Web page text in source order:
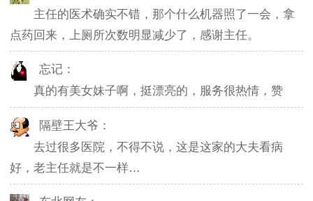
主任的医术确实不错，那个什么机器照了一会，拿
点药回来，上厕所次数明显减少了，感谢主任。
忘记：
真的有美女妹子啊，挺漂亮的，服务很热情，赞
隔壁王大爷：
去过很多医院，不得不说，这是这家的大夫看病
好，老主任就是不一样…
东北网友：